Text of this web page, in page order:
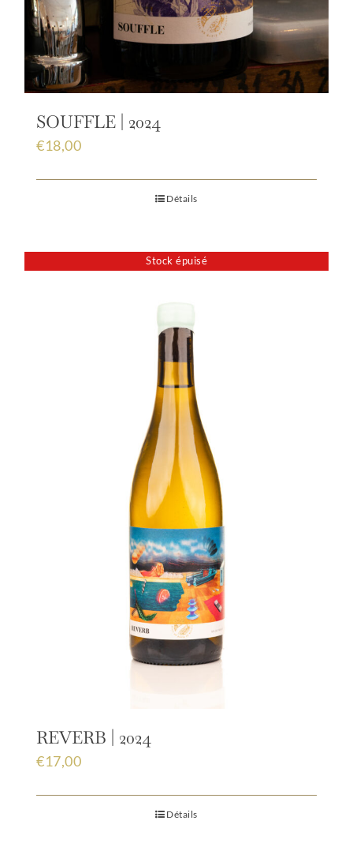
SOUFFLE | 2024
€18,00
Détails
Stock épuisé
REVERB | 2024
€17,00
Détails